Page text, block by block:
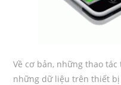
Về cơ bản, những thao
những dữ liệu trên thiết